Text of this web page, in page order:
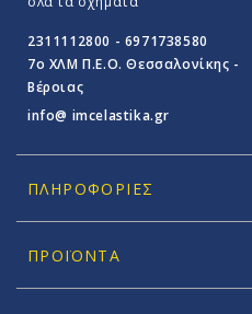
2311112800 - 6971738580
7o ΧΛΜ Π.E.O. Θεσσαλονίκης -
Βέροιας
info@ imcelastika.gr
ΠΛΗΡΟΦΟΡΊΕΣ
ΠΡΟΪΟΝΤΑ